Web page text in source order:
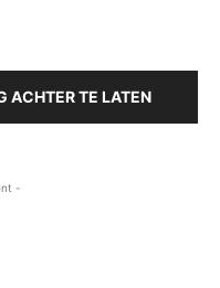
ACHTER TE LATEN
-